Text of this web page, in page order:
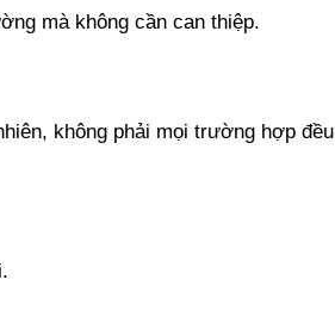
mà không cần can thiệp.
không phải mọi trường hợp đều